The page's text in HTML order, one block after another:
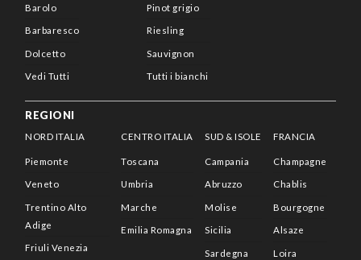
Barolo
Barbaresco
Dolcetto
Vedi Tutti
Pinot grigio
Riesling
Sauvignon
Tutti i bianchi
REGIONI
NORD ITALIA
Piemonte
Veneto
Trentino Alto
Adige
Friuli Venezia
CENTRO ITALIA
Toscana
Umbria
Marche
Emilia Romagna
SUD & ISOLE
Campania
Abruzzo
Molise
Sicilia
Sardegna
FRANCIA
Champagne
Chablis
Bourgogne
Alsaze
Loira